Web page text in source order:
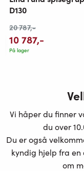
D130
20 787,-
10 787,-
På lager
Vi håper du finner
du over
Du er også
kyndig hjelp fra
om